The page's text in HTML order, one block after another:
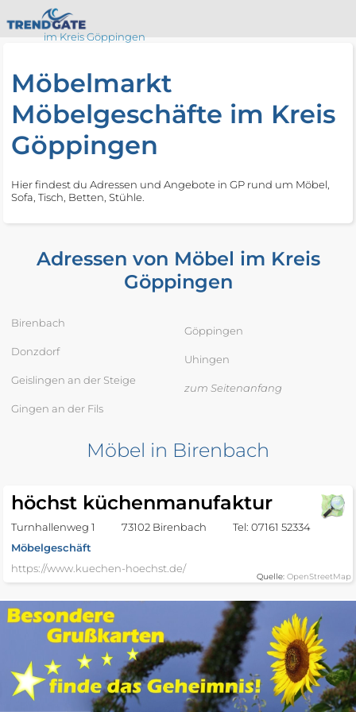
im Kreis Göppingen
Möbelmarkt
Möbelgeschäfte im Kreis
Göppingen
Hier findest du Adressen und Angebote in GP rund um Möbel,
Sofa, Tisch, Betten, Stühle.
Adressen von Möbel im Kreis
Göppingen
Birenbach
Donzdorf
Geislingen an der Steige
Gingen an der Fils
Göppingen
Uhingen
zum Seitenanfang
Möbel in Birenbach
höchst küchenmanufaktur
Turnhallenweg 1 73102 Birenbach
Tel: 07161 52334
Möbelgeschäft
https://www.kuechen-hoechst.de/
Quelle: OpenStreetMap
Möbel in Donzdorf
Erpo
Hauptstraße
73072 Donzdorf - Lautergarten